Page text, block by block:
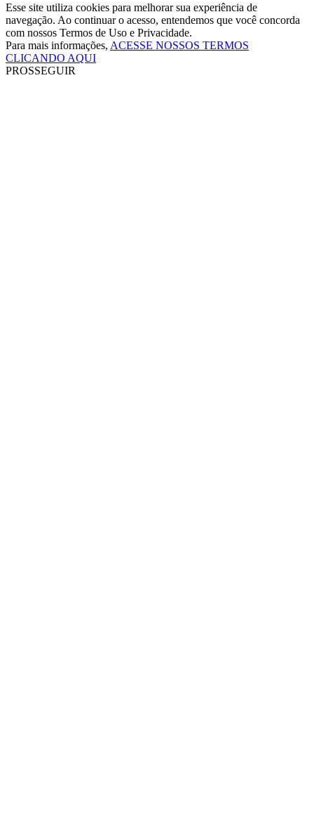
Esse site utiliza cookies para melhorar sua experiência de
navegação. Ao continuar o acesso, entendemos que você concorda
com nossos Termos de Uso e Privacidade.
Para mais informações, ACESSE NOSSOS TERMOS
CLICANDO AQUI
PROSSEGUIR